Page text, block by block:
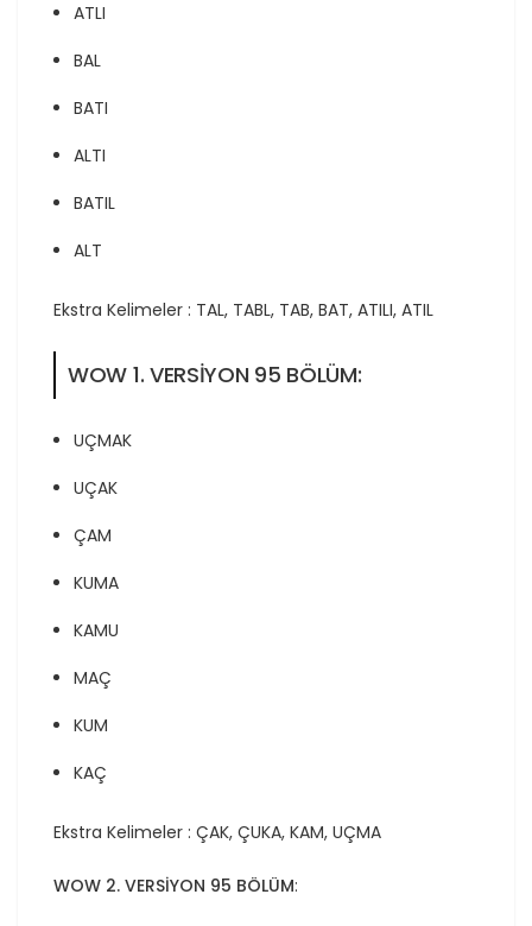
ATLI
BAL
BATI
ALTI
BATIL
ALT
Ekstra Kelimeler : TAL, TABL, TAB, BAT, ATILI, ATIL
WOW 1. VERSİYON 95 BÖLÜM:
UÇMAK
UÇAK
ÇAM
KUMA
KAMU
MAÇ
KUM
KAÇ
Ekstra Kelimeler : ÇAK, ÇUKA, KAM, UÇMA
WOW 2. VERSİYON 95 BÖLÜM: